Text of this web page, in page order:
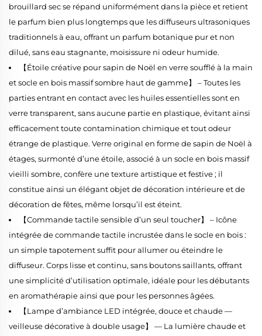
brouillard sec se répand uniformément dans la pièce et retient
le parfum bien plus longtemps que les diffuseurs ultrasoniques
traditionnels à eau, offrant un parfum botanique pur et non
dilué, sans eau stagnante, moisissure ni odeur humide.
【Étoile créative pour sapin de Noël en verre soufflé à la main
et socle en bois massif sombre haut de gamme】 – Toutes les
parties entrant en contact avec les huiles essentielles sont en
verre transparent, sans aucune partie en plastique, évitant ainsi
efficacement toute contamination chimique et tout odeur
étrange de plastique. Verre original en forme de sapin de Noël à
étages, surmonté d’une étoile, associé à un socle en bois massif
vieilli sombre, confère une texture artistique et festive ; il
constitue ainsi un élégant objet de décoration intérieure et de
décoration de fêtes, même lorsqu’il est éteint.
【Commande tactile sensible d’un seul toucher】 – Icône
intégrée de commande tactile incrustée dans le socle en bois :
un simple tapotement suffit pour allumer ou éteindre le
diffuseur. Corps lisse et continu, sans boutons saillants, offrant
une simplicité d’utilisation optimale, idéale pour les débutants
en aromathérapie ainsi que pour les personnes âgées.
【Lampe d’ambiance LED intégrée, douce et chaude —
veilleuse décorative à double usage】 — La lumière chaude et